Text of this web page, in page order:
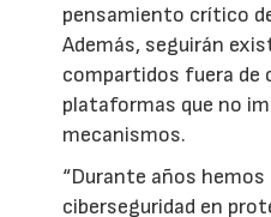
pensamiento crítico
Además, seguirán
compartidos fuera de
plataformas que no
mecanismos.
“Durante años
ciberseguridad en